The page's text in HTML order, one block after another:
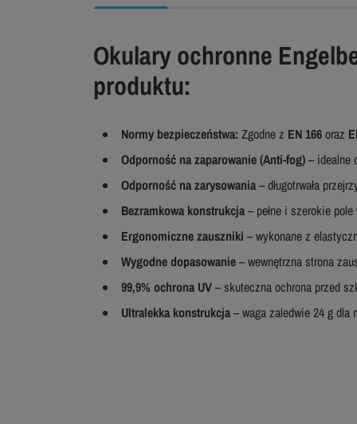
Okulary ochronne
produktu:
Normy bezpieczeństwa: Zgodne z EN 166oraz
Odporność na zaparowanie (Anti-fog)– idealne
Odporność na zarysowania– długotrwała
Bezramkowa konstrukcja– pełne i szerokie
Ergonomiczne zauszniki – wykonane z
Wygodne dopasowanie– wewnętrzna strona
99,9% ochrona UV– skuteczna ochrona przed
Ultralekka konstrukcja– waga zaledwie 24 g dla